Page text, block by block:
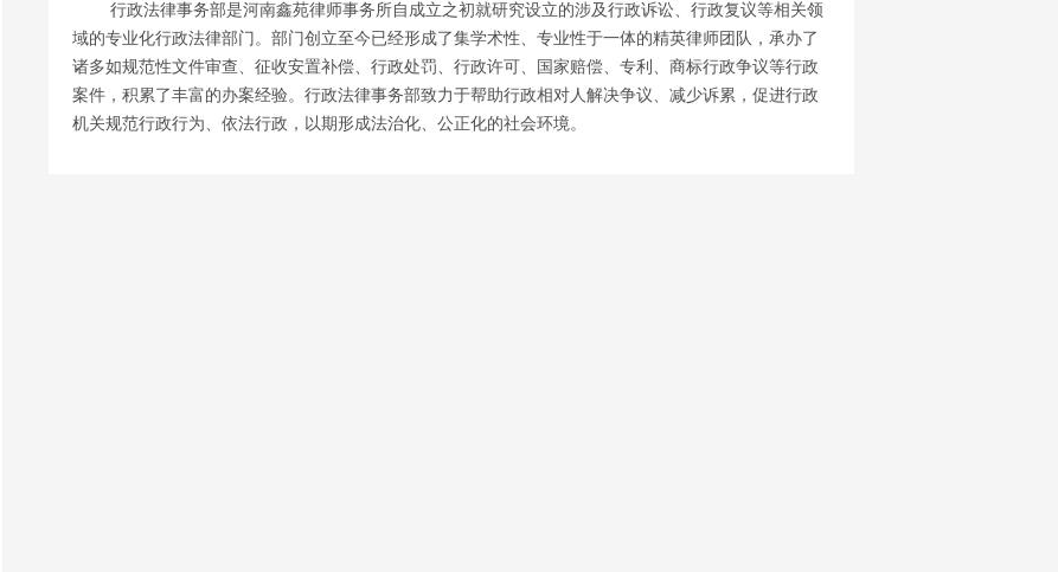
行政法律事务部是河南鑫苑律师事务所自成立之初就研究设立的涉及行政诉讼、行政复议等相关领
域的专业化行政法律部门。部门创立至今已经形成了集学术性、专业性于一体的精英律师团队，承办了
诸多如规范性文件审查、征收安置补偿、行政处罚、行政许可、国家赔偿、专利、商标行政争议等行政
案件，积累了丰富的办案经验。行政法律事务部致力于帮助行政相对人解决争议、减少诉累，促进行政
机关规范行政行为、依法行政，以期形成法治化、公正化的社会环境。